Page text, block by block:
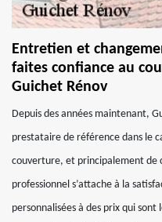
Entretien et
faites confiance au
Guichet Rénov
Depuis des années maintenant,
prestataire de référence dans le
couverture, et principalement de
professionnel s’attache à la
personnalisées à des prix qui